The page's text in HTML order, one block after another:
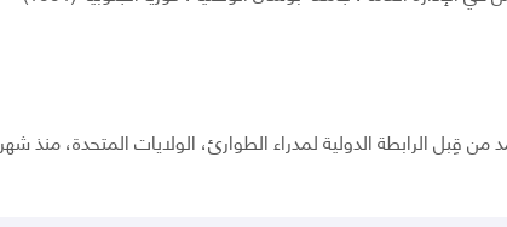
قِبل الرابطة الدولية لمدراء الطوارئ، الولايات المتحدة، منذ شهر 7 لعام